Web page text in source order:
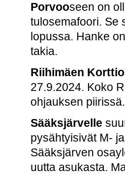
Porvooseen on
tulosemafoori. Se
lopussa. Hanke
takia.
Riihimäen Korttio
27.9.2024. Koko
ohjauksen piirissä.
Sääksjärvelle
pysähtyisivät M-
Sääksjärven
uutta asukasta.